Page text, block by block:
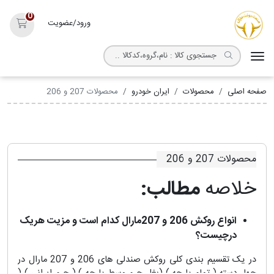
ورود/عضویت
0
صفحه اصلی محصولات ایران خودرو محصولات 207 و 206
محصولات 207 و 206
خلاصهمطالب:
انواع روکش 206 و 207مارال کدام است و مزیت هریک
درچیست؟
در یک تقسیم بندی کلی روکش صندلی های 206 و 207 مارال در